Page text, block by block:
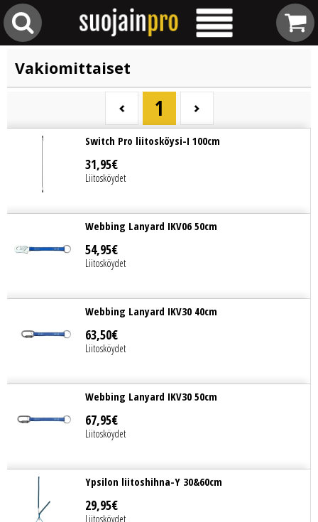
Vakiomittaiset
1
Switch Pro liitosköysi-I 100cm
31,95€
Liitosköydet
Webbing Lanyard IKV06 50cm
54,95€
Liitosköydet
Webbing Lanyard IKV30 40cm
63,50€
Liitosköydet
Webbing Lanyard IKV30 50cm
67,95€
Liitosköydet
Ypsilon liitoshihna-Y 30&60cm
29,95€
Liitosköydet